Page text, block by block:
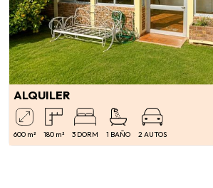
ALQUILER
600 m² 180 m² 3 DORM 1 BAÑO 2 AUTOS